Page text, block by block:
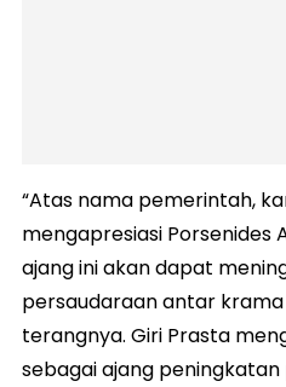
“Atas nama pemerintah,
mengapresiasi Porsenides
ajang ini akan dapat
persaudaraan antar krama
terangnya. Giri Prasta
sebagai ajang